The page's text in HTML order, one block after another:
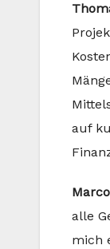
auf
alle
mich